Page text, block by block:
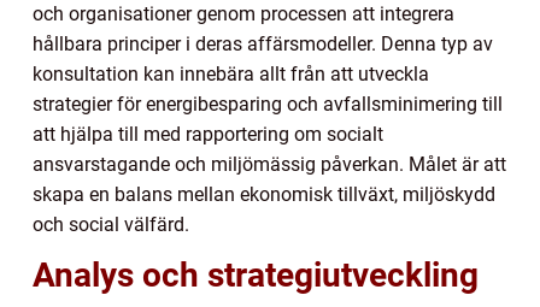
och organisationer genom processen att integrera
hållbara principer i deras affärsmodeller. Denna typ av
konsultation kan innebära allt från att utveckla
strategier för energibesparing och avfallsminimering till
att hjälpa till med rapportering om socialt
ansvarstagande och miljömässig påverkan. Målet är att
skapa en balans mellan ekonomisk tillväxt, miljöskydd
och social välfärd.
Analys och strategiutveckling